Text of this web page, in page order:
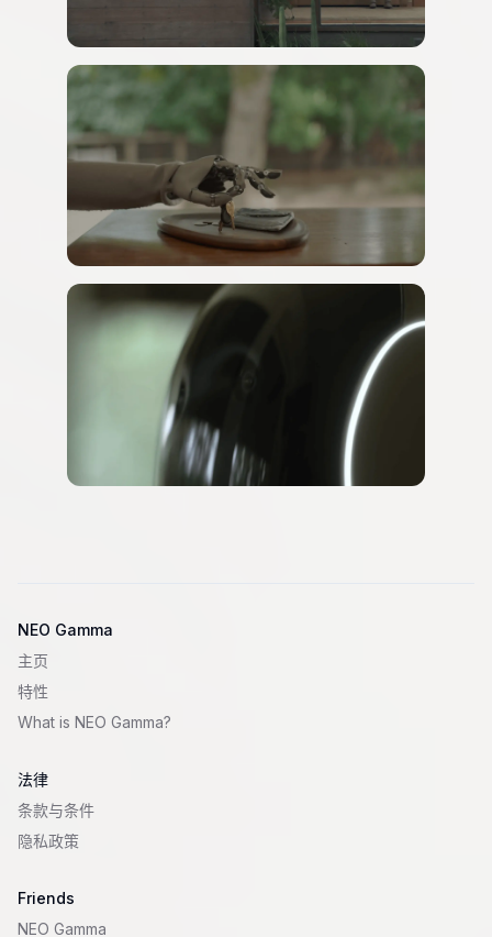
NEO Gamma
主页
特性
What is NEO Gamma?
法律
条款与条件
隐私政策
Friends
NEO Gamma